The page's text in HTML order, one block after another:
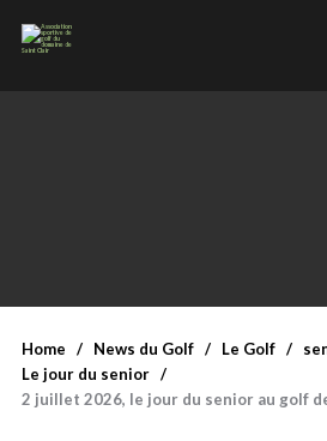
Home News du Golf Le Golf
Le jour du senior
2 juillet 2026, le jour du senior au golf